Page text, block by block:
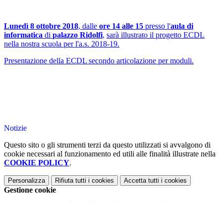
Lunedì 8 ottobre 2018, dalle ore 14 alle 15 presso l'aula di
informatica di palazzo Ridolfi, sarà illustrato il progetto ECDL
nella nostra scuola per l'a.s. 2018-19.
Presentazione della ECDL secondo articolazione per moduli.
Notizie
Questo sito o gli strumenti terzi da questo utilizzati si avvalgono di
cookie necessari al funzionamento ed utili alle finalità illustrate nella
COOKIE POLICY.
Personalizza Rifiuta tutti i cookies Accetta tutti i cookies
Gestione cookie